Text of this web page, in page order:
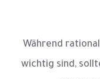
Während
wichtig sind,